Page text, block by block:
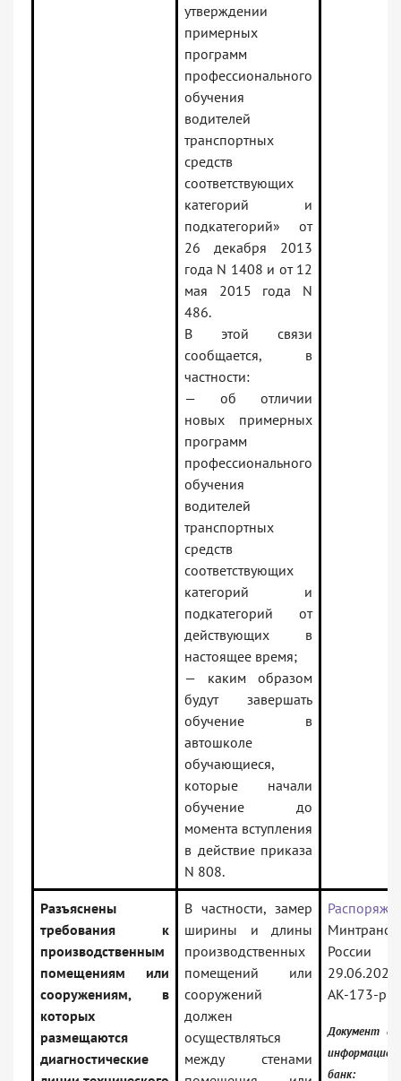
утверждении
примерных
программ
профессионального
обучения
водителей
транспортных
средств
соответствующих
категорий и
подкатегорий» от
26 декабря 2013
года N 1408 и от 12
мая 2015 года N
486.
В этой связи
сообщается, в
частности:
— об отличии
новых примерных
программ
профессионального
обучения
водителей
транспортных
средств
соответствующих
категорий и
подкатегорий от
действующих в
настоящее время;
— каким образом
будут завершать
обучение в
автошколе
обучающиеся,
которые начали
обучение до
момента вступления
в действие приказа
N 808.
Разъяснены
требования к
производственным
помещениям или
сооружениям, в
которых
размещаются
диагностические
В частности, замер
ширины и длины
производственных
помещений или
сооружений
должен
осуществляться
между стенами
Минтранса
АК-173-р
Документ
банк: